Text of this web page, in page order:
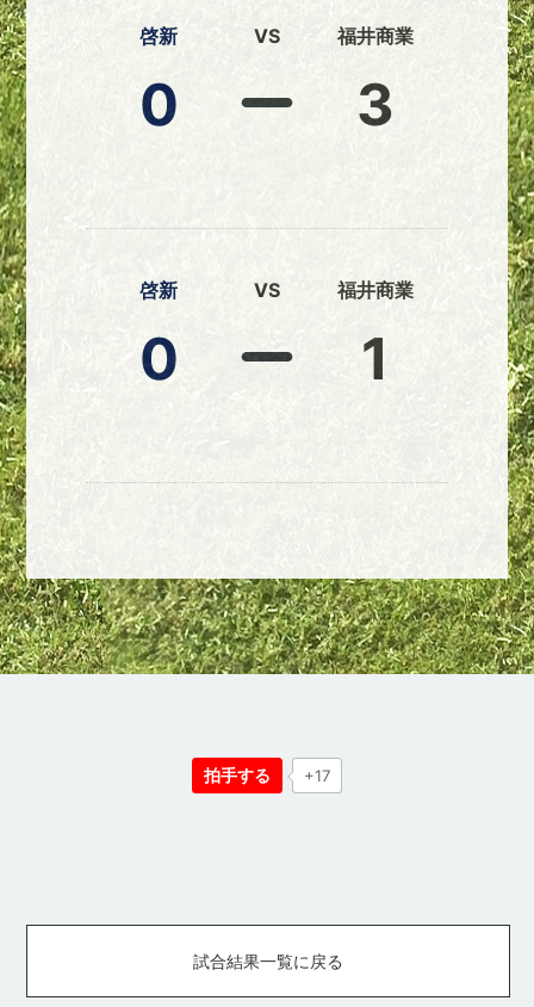
啓新
0
VS 福井商業
3
啓新
0
VS 福井商業
1
拍手する +17
試合結果一覧に戻る